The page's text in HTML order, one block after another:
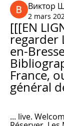
Виктор
2 mars
[[[EN
regarder
en-
France,
général
... live.